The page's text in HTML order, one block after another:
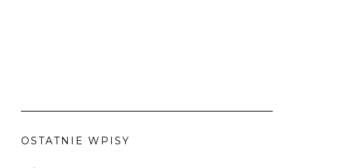
OSTATNIE WPISY